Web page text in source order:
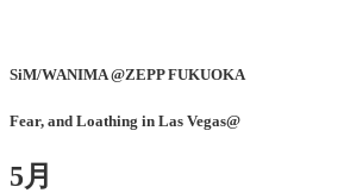
SiM/WANIMA @ZEPP FUKUOKA
Fear, and Loathing in Las Vegas@
5月